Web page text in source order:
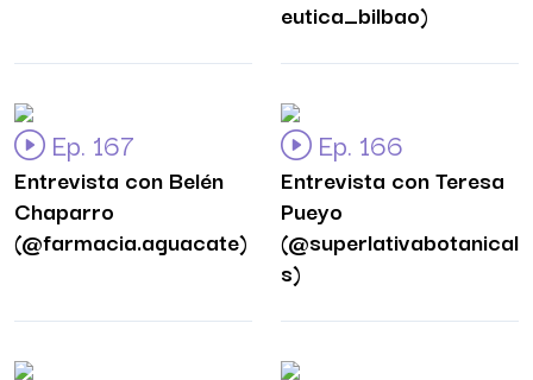
eutica_bilbao)
Ep. 167
Entrevista con Belén
Chaparro
(@farmacia.aguacate)
Ep. 166
Entrevista con Teresa
Pueyo
(@superlativabotanical
s)